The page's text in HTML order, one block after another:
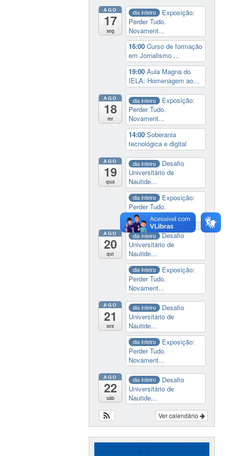
AGO
17
seg
dia inteiro
Exposição:
Perder Tudo.
Novament...
16:00Curso de formação
em Jornalismo ...
19:00Aula Magna do
IELA: Homenagem ao...
AGO
18
ter
dia inteiro
Exposição:
Perder Tudo.
Novament...
14:00Soberania
tecnológica e digital
AGO
19
qua
dia inteiro
Desafio
Universitário de
Nautide...
dia inteiro
Exposição:
Perder Tudo.
Novament...
AGO
20
qui
dia inteiro
Desafio
Universitário de
Nautide...
dia inteiro
Exposição:
Perder Tudo.
Novament...
AGO
21
sex
dia inteiro
Desafio
Universitário de
Nautide...
dia inteiro
Exposição:
Perder Tudo.
Novament...
AGO
22
sáb
dia inteiro
Desafio
Universitário de
Nautide...
Ver calendário